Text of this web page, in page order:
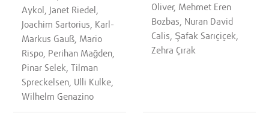
Aykol, Janet Riedel,
Joachim Sartorius, Karl-
Markus Gauß, Mario
Rispo, Perihan Mağden,
Pinar Selek, Tilman
Spreckelsen, Ulli Kulke,
Wilhelm Genazino
Oliver, Mehmet Eren
Bozbas, Nuran David
Calis, Şafak Sarıçiçek,
Zehra Çırak